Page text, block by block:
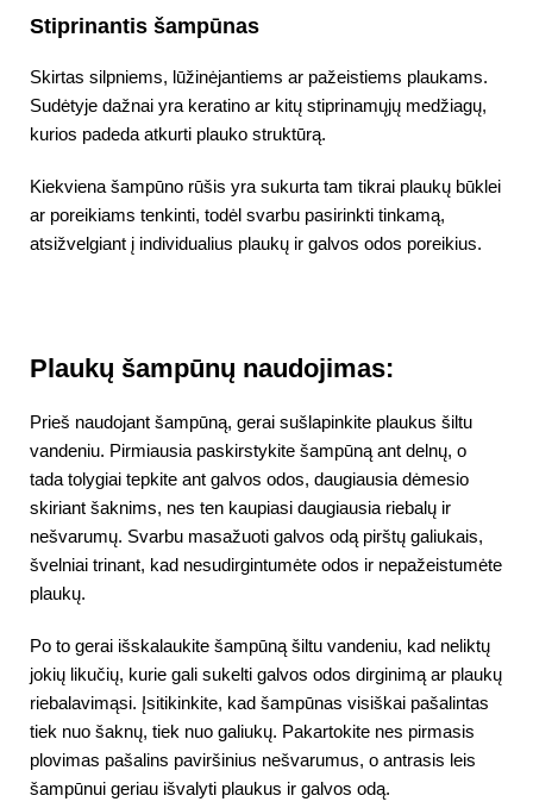
Stiprinantis šampūnas
Skirtas silpniems, lūžinėjantiems ar pažeistiems plaukams.
Sudėtyje dažnai yra keratino ar kitų stiprinamųjų medžiagų,
kurios padeda atkurti plauko struktūrą.
Kiekviena šampūno rūšis yra sukurta tam tikrai plaukų būklei
ar poreikiams tenkinti, todėl svarbu pasirinkti tinkamą,
atsižvelgiant į individualius plaukų ir galvos odos poreikius.
Plaukų šampūnų naudojimas:
Prieš naudojant šampūną, gerai sušlapinkite plaukus šiltu
vandeniu. Pirmiausia paskirstykite šampūną ant delnų, o
tada tolygiai tepkite ant galvos odos, daugiausia dėmesio
skiriant šaknims, nes ten kaupiasi daugiausia riebalų ir
nešvarumų. Svarbu masažuoti galvos odą pirštų galiukais,
švelniai trinant, kad nesudirgintumėte odos ir nepažeistumėte
plaukų.
Po to gerai išskalaukite šampūną šiltu vandeniu, kad neliktų
jokių likučių, kurie gali sukelti galvos odos dirginimą ar plaukų
riebalavimąsi. Įsitikinkite, kad šampūnas visiškai pašalintas
tiek nuo šaknų, tiek nuo galiukų. Pakartokite nes pirmasis
plovimas pašalins paviršinius nešvarumus, o antrasis leis
šampūnui geriau išvalyti plaukus ir galvos odą.